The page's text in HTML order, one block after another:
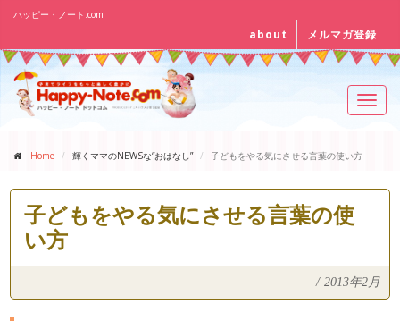
ハッピー・ノート.com
about メルマガ登録
Home 輝くママのNEWSな“おはなし” 子どもをやる気にさせる言葉の使い方
子どもをやる気にさせる言葉の使
い方
/ 2013年2月